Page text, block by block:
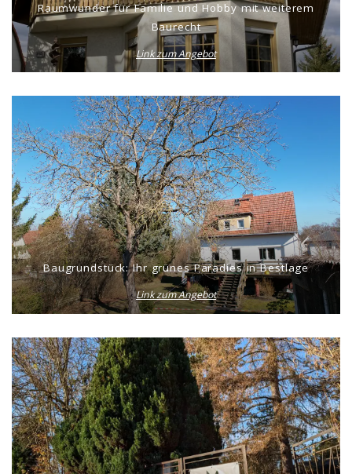
Raumwunder für Familie und Hobby mit weiterem
Baurecht
Link zum Angebot
Baugrundstück: Ihr grünes Paradies in Bestlage
Link zum Angebot